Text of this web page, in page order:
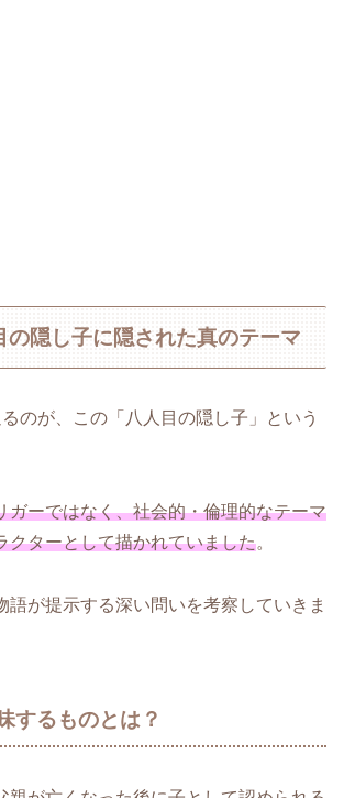
の隠し子に隠された真のテーマ
のが、この「八人目の隠し子」という
ガーではなく、社会的・倫理的なテーマ
クターとして描かれていました。
語が提示する深い問いを考察していきま
するものとは？